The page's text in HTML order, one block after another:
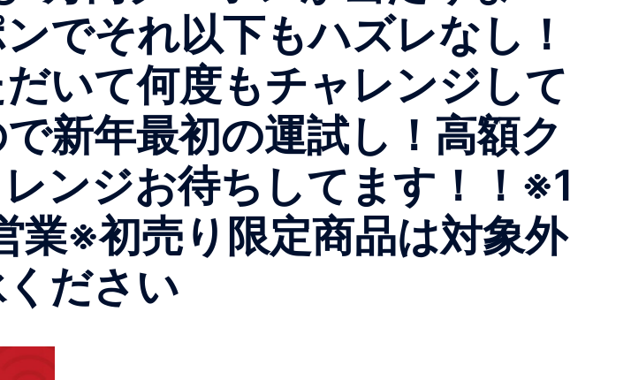
でそれ以下もハズレなし！
いて何度もチャレンジして
新年最初の運試し！高額ク
ンジお待ちしてます！！※1
業※初売り限定商品は対象外
ださい